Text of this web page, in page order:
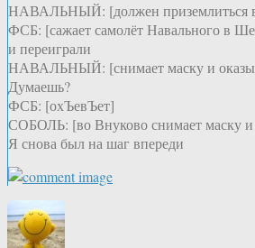
НАВАЛЬНЫЙ: [должен приземлиться
ФСБ: [сажает самолёт Навального в
и переиграли
НАВАЛЬНЫЙ: [снимает маску и
Думаешь?
ФСБ: [охЪевЪет]
СОБОЛЬ: [во Внуково снимает маску и
Я снова был на шаг впереди